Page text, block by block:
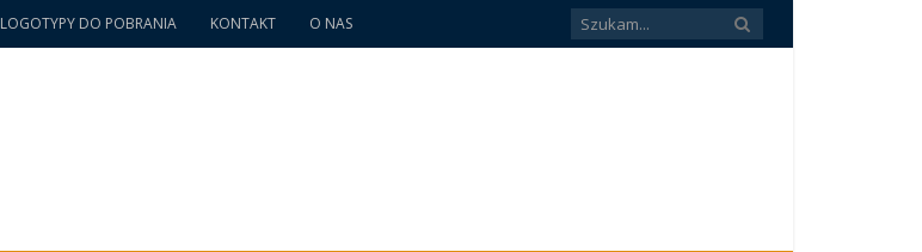
LOGOTYPY DO POBRANIA KONTAKT O NAS